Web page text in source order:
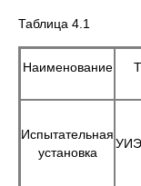
Таблица 4.1
Наименование
Испытательная
установка